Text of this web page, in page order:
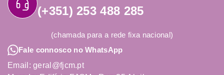
(+351) 253 488 285
(chamada para a rede fixa nacional)
Fale connosco no WhatsApp
Email: geral@fjcm.pt